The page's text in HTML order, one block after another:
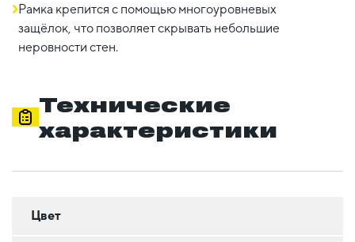
Рамка крепится с помощью многоуровневых
защёлок, что позволяет скрывать небольшие
неровности стен.
Технические
характеристики
Цвет